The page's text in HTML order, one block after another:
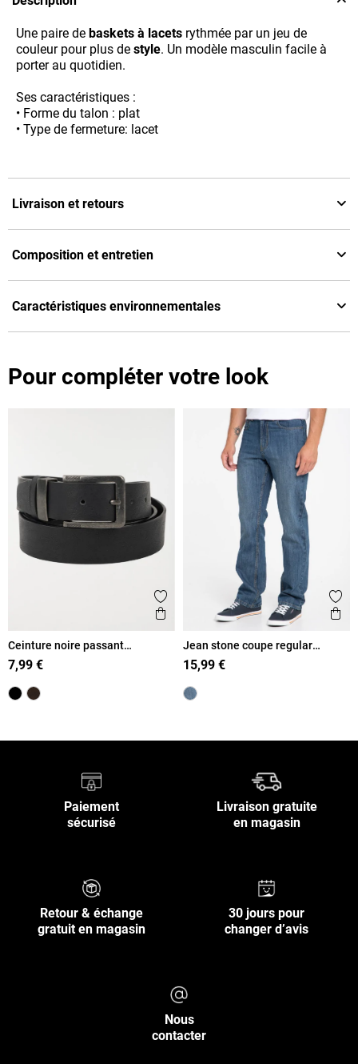
Une paire de baskets à lacets rythmée par un jeu de
couleur pour plus de style. Un modèle masculin facile à
porter au quotidien.
Ses caractéristiques :
• Forme du talon : plat
• Type de fermeture: lacet
Livraison et retours
Composition et entretien
Caractéristiques environnementales
Pour compléter votre look
Ajouter aux favoris
Aperçu rapide
Ceinture noire passant
métallique homme
7,99 €
Jean stone coupe regular
homme
15,99 €
Paiement
sécurisé
Livraison gratuite
en magasin
Retour & échange
gratuit en magasin
30 jours pour
changer d’avis
Nous
contacter